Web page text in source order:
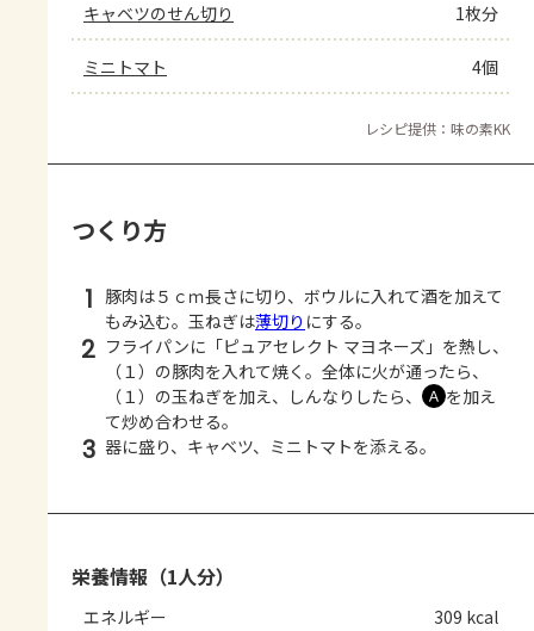
キャベツのせん切り 1枚分
ミニトマト 4個
レシピ提供：味の素KK
つくり方
1 豚肉は５ｃｍ長さに切り、ボウルに入れて酒を加えて
もみ込む。玉ねぎは薄切り にする。
2 フライパンに「ピュアセレクト マヨネーズ」を熱し、
（１）の豚肉を入れて焼く。全体に火が通ったら、
（１）の玉ねぎを加え、しんなりしたら、
Ａ を加え
て炒め合わせる。
3 器に盛り、キャベツ、ミニトマトを添える。
栄養情報（1人分）
エネルギー 309 kcal